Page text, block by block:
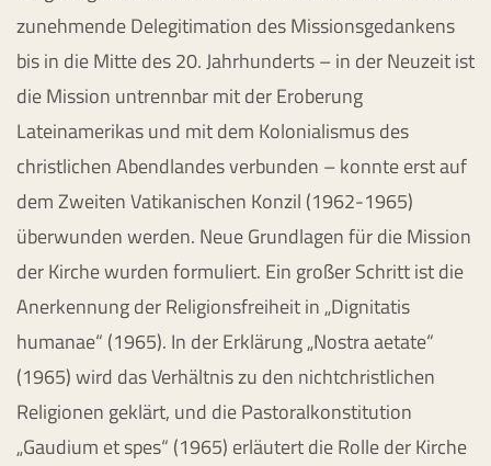
zunehmende Delegitimation des Missionsgedankens
bis in die Mitte des 20. Jahrhunderts – in der Neuzeit ist
die Mission untrennbar mit der Eroberung
Lateinamerikas und mit dem Kolonialismus des
christlichen Abendlandes verbunden – konnte erst auf
dem Zweiten Vatikanischen Konzil (1962-1965)
überwunden werden. Neue Grundlagen für die Mission
der Kirche wurden formuliert. Ein großer Schritt ist die
Anerkennung der Religionsfreiheit in „Dignitatis
humanae“ (1965). In der Erklärung „Nostra aetate“
(1965) wird das Verhältnis zu den nichtchristlichen
Religionen geklärt, und die Pastoralkonstitution
„Gaudium et spes“ (1965) erläutert die Rolle der Kirche